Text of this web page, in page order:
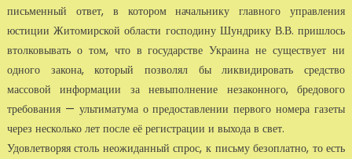
письменный ответ, в ко­тором начальнику главного управления
юстиции Житомирской области господину Шундри­ку В.В. пришлось
втолковывать о том, что в государстве Украина не существует ни
одного закона, который позволял бы ликвидировать средство
массовой информации за невыполне­ние незаконного, бредового
требования — ультиматума о предоставлении первого номера га­зеты
через несколько лет после её регистрации и выхода в свет.
Удовлетворяя столь неожиданный спрос, к письму безоплатно, то есть